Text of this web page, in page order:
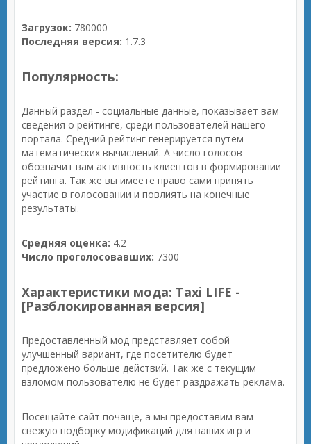
Загрузок: 780000
Последняя версия: 1.7.3
Популярность:
Данный раздел - социальные данные, показывает вам
сведения о рейтинге, среди пользователей нашего
портала. Средний рейтинг генерируется путем
математических вычислений. А число голосов
обозначит вам активность клиентов в формировании
рейтинга. Так же вы имеете право сами принять
участие в голосовании и повлиять на конечные
результаты.
Средняя оценка: 4.2
Число проголосовавших: 7300
Характеристики мода: Taxi LIFE -
[Разблокированная версия]
Предоставленный мод представляет собой
улучшенный вариант, где посетителю будет
предложено больше действий. Так же с текущим
взломом пользователю не будет раздражать реклама.
Посещайте сайт почаще, а мы предоставим вам
свежую подборку модификаций для ваших игр и